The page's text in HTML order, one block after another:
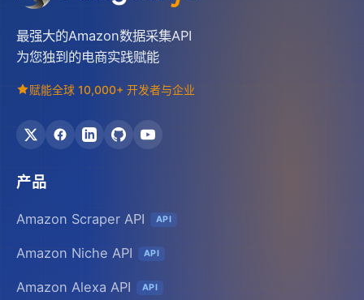
最强大的Amazon数据采集API
为您独到的电商实践赋能
赋能全球 10,000+ 开发者与企业
产品
Amazon Scraper API API
Amazon Niche API API
Amazon Alexa API API